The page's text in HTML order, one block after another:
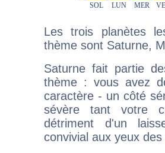
Les trois planètes
thème sont Saturne,
Saturne fait partie
thème : vous avez
caractère - un côté
sévère tant votre
détriment d'un
convivial aux yeux